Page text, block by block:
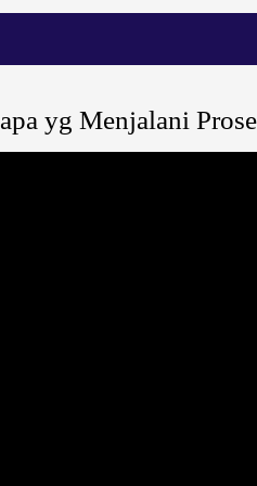
yg Menjalani